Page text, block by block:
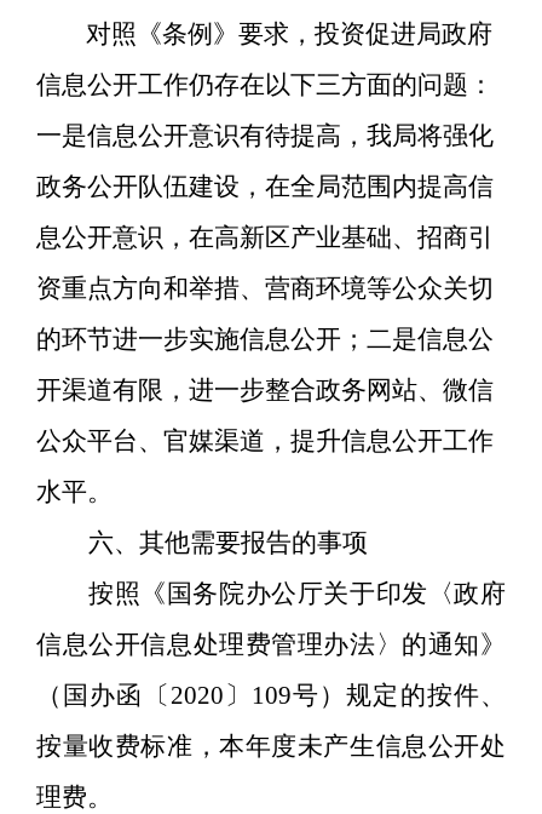
对照《条例》要求 ， 投资促进局政府
信息公开工作仍存在以下三方面的问题：
一是信息公开意识有待提高，我局将强化
政务公开队伍建设，在全局范围内提高信
息公开意识， 在高新区产业基础、招商引
资重点方向和举措、营商环境等公众关切
的环节进一步实施信息公开 ；二是信息公
开渠道有限， 进一步整合政务网站、微信
公众平台、官媒渠道，提升信息公开工作
水平。
六、其他需要报告的事项
按照《国务院办公厅关于印发〈政府
信息公开信息处理费管理办法〉的通知》
（国办函〔 2020 〕 109号）规定的按件、
按量收费标准，本年度未产生信息公开处
理费。